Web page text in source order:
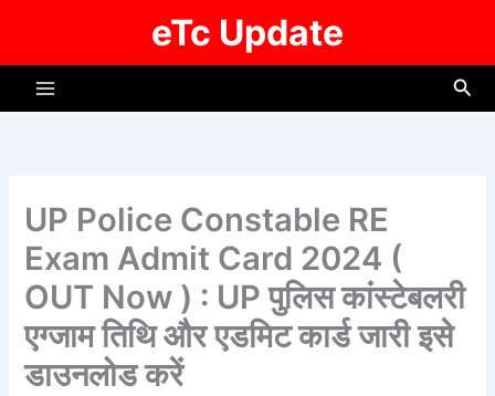
eTc Update
UP Police Constable RE
Exam Admit Card 2024 (
OUT Now ) : UP पुलिस कांस्टेबलरी
एग्जाम तिथि और एडमिट कार्ड जारी इसे
डाउनलोड करें